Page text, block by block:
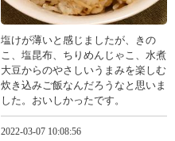
塩けが薄いと感じましたが、きの
こ、塩昆布、ちりめんじゃこ、水煮
大豆からのやさしいうまみを楽しむ
炊き込みご飯なんだろうなと思いま
した。おいしかったです。
2022-03-07 10:08:56